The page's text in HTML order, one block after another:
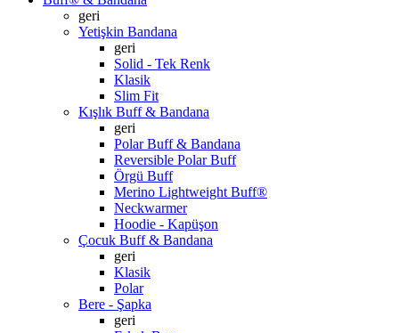
geri
Yetişkin Bandana
geri
Solid - Tek Renk
Klasik
Slim Fit
Kışlık Buff & Bandana
geri
Polar Buff & Bandana
Reversible Polar Buff
Örgü Buff
Merino Lightweight Buff®
Neckwarmer
Hoodie - Kapüşon
Çocuk Buff & Bandana
geri
Klasik
Polar
Bere - Şapka
geri